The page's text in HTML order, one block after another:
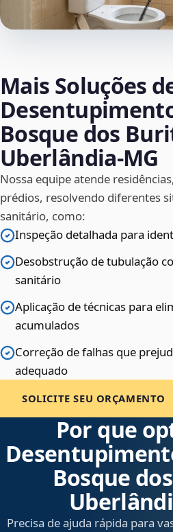
Mais Soluções
Bosque dos
Uberlândia‑MG
Nossa equipe atende
prédios, resolvendo diferentes
sanitário, como:
Inspeção detalhada para
Desobstrução de tubulação
sanitário
Aplicação de técnicas para
acumulados
Correção de falhas que
adequado
SOLICITE SEU ORÇAMENTO
Por que
Bosque
Precisa de ajuda rápida para